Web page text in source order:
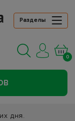
Разделы
0
дня.